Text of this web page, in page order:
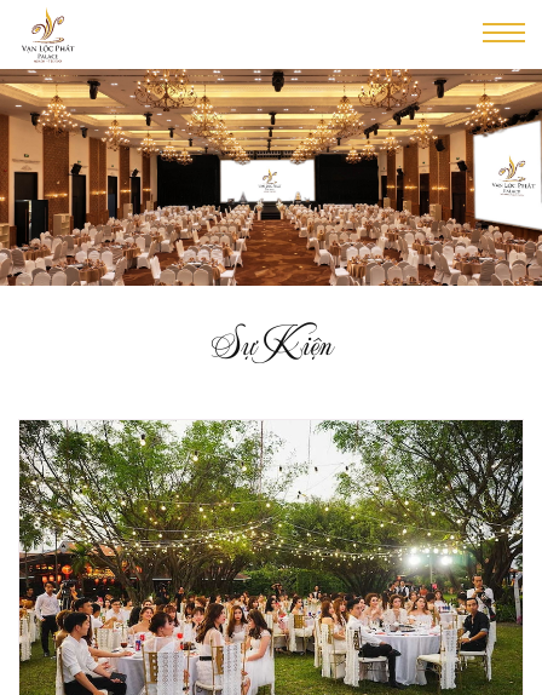
Sự Kiện